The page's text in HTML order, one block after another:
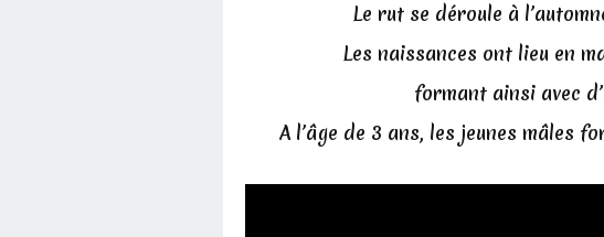
Le rut se déroule à
Les naissances ont lieu en
formant ainsi avec
A l’âge de 3 ans, les jeunes mâles